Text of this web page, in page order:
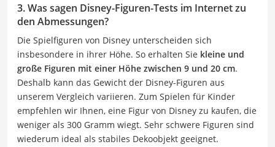
3. Was sagen Disney-Figuren-Tests im Internet zu
den Abmessungen?
Die Spielfiguren von Disney unterscheiden sich
insbesondere in ihrer Höhe. So erhalten Sie kleine und
große Figuren mit einer Höhe zwischen 9 und 20 cm.
Deshalb kann das Gewicht der Disney-Figuren aus
unserem Vergleich variieren. Zum Spielen für Kinder
empfehlen wir Ihnen, eine Figur von Disney zu kaufen, die
weniger als 300 Gramm wiegt. Sehr schwere Figuren sind
wiederum ideal als stabiles Dekoobjekt geeignet.